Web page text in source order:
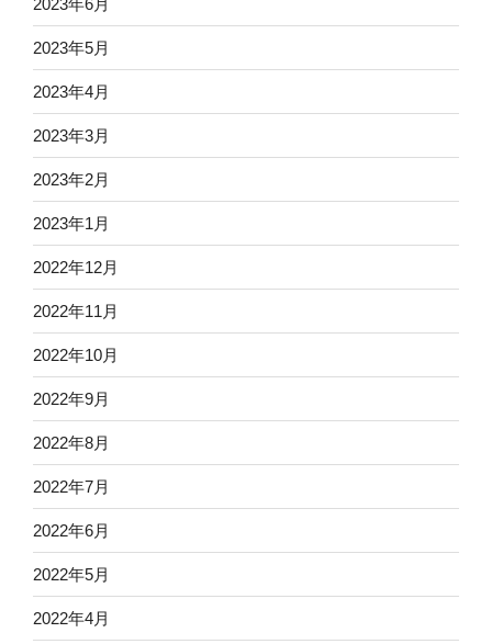
2023年5月
2023年4月
2023年3月
2023年2月
2023年1月
2022年12月
2022年11月
2022年10月
2022年9月
2022年8月
2022年7月
2022年6月
2022年5月
2022年4月